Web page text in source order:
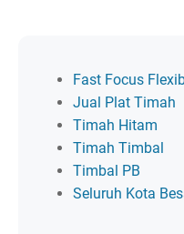
Fast Focus
Jual Plat Timah
Timah Hitam
Timah Timbal
Timbal PB
Seluruh Kota